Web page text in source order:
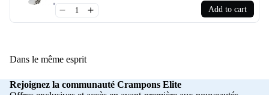
Add to cart
Dans le même esprit
Rejoignez la communauté Crampons Elite